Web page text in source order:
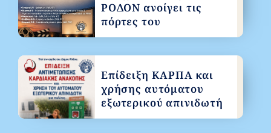
ΡΟΔΟΝ ανοίγει τις
πόρτες του
Επίδειξη ΚΑΡΠΑ και
χρήσης αυτόματου
εξωτερικού απινιδωτή